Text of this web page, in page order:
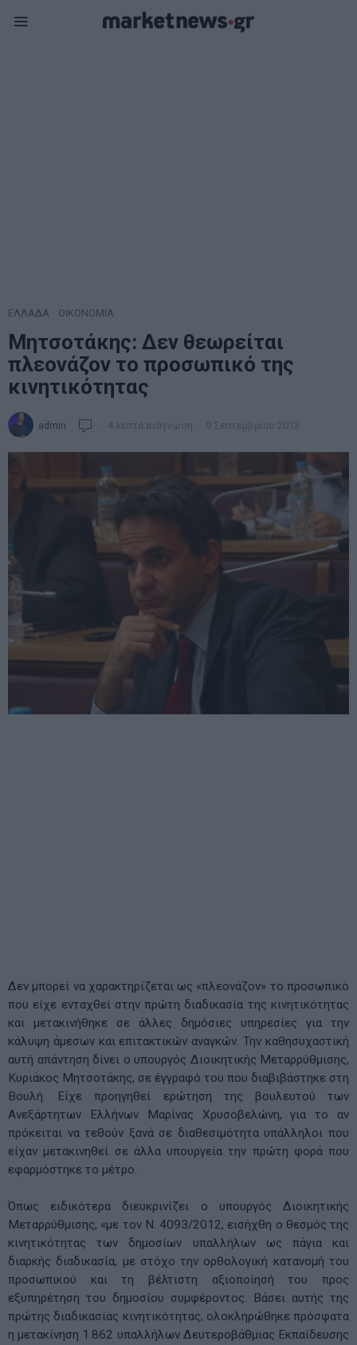
ΕΛΛΑΔΑ ΟΙΚΟΝΟΜΙΑ
Μητσοτάκης: Δεν θεωρείται
πλεονάζον το προσωπικό της
κινητικότητας
admin 4 λεπτά ανάγνωση 9 Σεπτεμβρίου 2013
Δεν μπορεί να χαρακτηρίζεται ως «πλεονάζον» το προσωπικό
που είχε ενταχθεί στην πρώτη διαδικασία της κινητικότητας
και μετακινήθηκε σε άλλες δημόσιες υπηρεσίες για την
κάλυψη άμεσων και επιτακτικών αναγκών. Την καθησυχαστική
αυτή απάντηση δίνει ο υπουργός Διοικητικής Μεταρρύθμισης,
Κυριάκος Μητσοτάκης, σε έγγραφό του που διαβιβάστηκε στη
Βουλή. Είχε προηγηθεί ερώτηση της βουλευτού των
Ανεξάρτητων Ελλήνων Μαρίνας Χρυσοβελώνη, για το αν
πρόκειται να τεθούν ξανά σε διαθεσιμότητα υπάλληλοι που
είχαν μετακινηθεί σε άλλα υπουργεία την πρώτη φορά που
εφαρμόστηκε το μέτρο.
Όπως ειδικότερα διευκρινίζει ο υπουργός Διοικητικής
Μεταρρύθμισης, «με τον Ν. 4093/2012, εισήχθη ο θεσμός της
κινητικότητας των δημοσίων υπαλλήλων ως πάγια και
διαρκής διαδικασία, με στόχο την ορθολογική κατανομή του
προσωπικού και τη βέλτιστη αξιοποίησή του προς
εξυπηρέτηση του δημοσίου συμφέροντος. Βάσει αυτής της
πρώτης διαδικασίας κινητικότητας, ολοκληρώθηκε πρόσφατα
η μετακίνηση 1.862 υπαλλήλων Δευτεροβάθμιας Εκπαίδευσης